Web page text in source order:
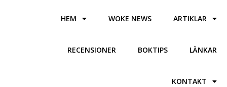
HEM WOKE NEWS ARTIKLAR
RECENSIONER BOKTIPS LÄNKAR
KONTAKT